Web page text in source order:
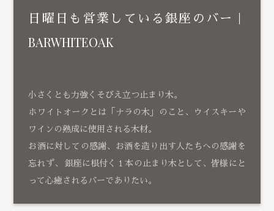
日曜日も営業している銀座のバー｜
BARWHITEOAK
小さくとも力強くそびえ立つ止まり木。
ホワイトオークとは「ナラの木」のこと、ウイスキーや
ワインの熟成に使用される木材。
お酒に対しての感謝、お酒を造り出す人たちへの感謝を
忘れず、 銀座に根付く１本の止まり木として、皆様にと
って心癒されるバーでありたい。